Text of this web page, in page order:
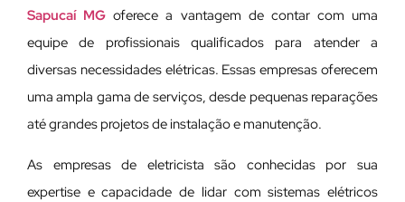
Sapucaí MG oferece a vantagem de contar com uma
equipe de profissionais qualificados para atender a
diversas necessidades elétricas. Essas empresas oferecem
uma ampla gama de serviços, desde pequenas reparações
até grandes projetos de instalação e manutenção.
As empresas de eletricista são conhecidas por sua
expertise e capacidade de lidar com sistemas elétricos